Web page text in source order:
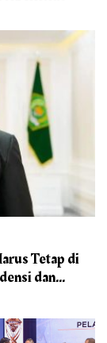
Tetap di
dan